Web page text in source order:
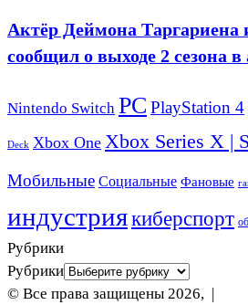
Актёр Деймона Таргариена
сообщил о выходе 2 сезона в
Nintendo Switch PC PlayStation 4
Deck Xbox One Xbox Series X | S
Мобильные Социальные Фановые
индустриякиберспорт
Рубрики
Рубрики
© Все права защищены 2026, |